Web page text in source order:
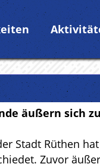
äußern sich
Stadt Rüthen
Zuvor